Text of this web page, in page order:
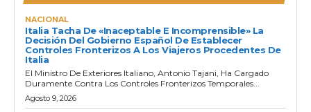
NACIONAL
Italia Tacha De «inaceptable E Incomprensible» La
Decisión Del Gobierno Español De Establecer
Controles Fronterizos A Los Viajeros Procedentes De
Italia
El Ministro De Exteriores Italiano, Antonio Tajani, Ha Cargado
Duramente Contra Los Controles Fronterizos Temporales...
Agosto 9, 2026